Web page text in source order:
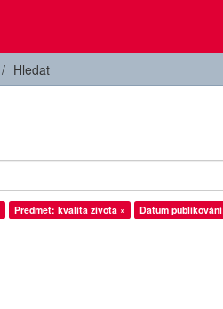
Hledat
Předmět: kvalita života ×
Datum